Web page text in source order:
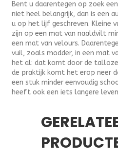
Bent u daarentegen op zoek
niet heel belangrijk, dan is een
u op het lijf geschreven. Kleine
zijn op een mat van naaldvilt
een mat van velours.
vuil, zoals modder, in een mat
het al: dat komt door de
de praktijk komt het erop neer
een stuk minder eenvoudig
heeft ook een iets langere